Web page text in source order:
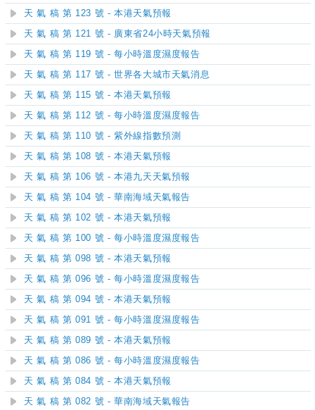
天 氣 稿 第 123 號 - 本港天氣預報
天 氣 稿 第 121 號 - 廣東省24小時天氣預報
天 氣 稿 第 119 號 - 每小時溫度濕度報告
天 氣 稿 第 117 號 - 世界各大城市天氣消息
天 氣 稿 第 115 號 - 本港天氣預報
天 氣 稿 第 112 號 - 每小時溫度濕度報告
天 氣 稿 第 110 號 - 紫外線指數預測
天 氣 稿 第 108 號 - 本港天氣預報
天 氣 稿 第 106 號 - 本港九天天氣預報
天 氣 稿 第 104 號 - 華南海域天氣報告
天 氣 稿 第 102 號 - 本港天氣預報
天 氣 稿 第 100 號 - 每小時溫度濕度報告
天 氣 稿 第 098 號 - 本港天氣預報
天 氣 稿 第 096 號 - 每小時溫度濕度報告
天 氣 稿 第 094 號 - 本港天氣預報
天 氣 稿 第 091 號 - 每小時溫度濕度報告
天 氣 稿 第 089 號 - 本港天氣預報
天 氣 稿 第 086 號 - 每小時溫度濕度報告
天 氣 稿 第 084 號 - 本港天氣預報
天 氣 稿 第 082 號 - 華南海域天氣報告